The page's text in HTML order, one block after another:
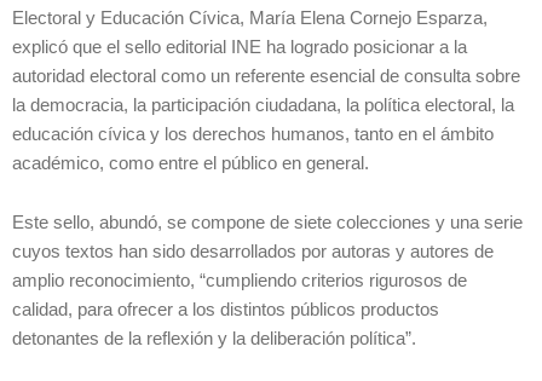
Electoral y Educación Cívica, María Elena Cornejo Esparza,
explicó que el sello editorial INE ha logrado posicionar a la
autoridad electoral como un referente esencial de consulta sobre
la democracia, la participación ciudadana, la política electoral, la
educación cívica y los derechos humanos, tanto en el ámbito
académico, como entre el público en general.
Este sello, abundó, se compone de siete colecciones y una serie
cuyos textos han sido desarrollados por autoras y autores de
amplio reconocimiento, “cumpliendo criterios rigurosos de
calidad, para ofrecer a los distintos públicos productos
detonantes de la reflexión y la deliberación política”.